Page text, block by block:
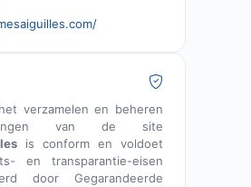
verzamelen en beheren
van de site
is conform en voldoet
en transparantie-eisen
door Gegarandeerde